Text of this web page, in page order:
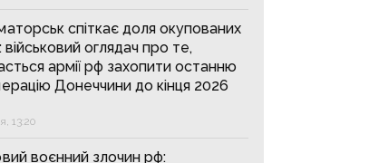
спіткає доля окупованих
військовий оглядач про те,
армії рф захопити останню
Донеччини до кінця 2026
13:20
воєнний злочин рф: